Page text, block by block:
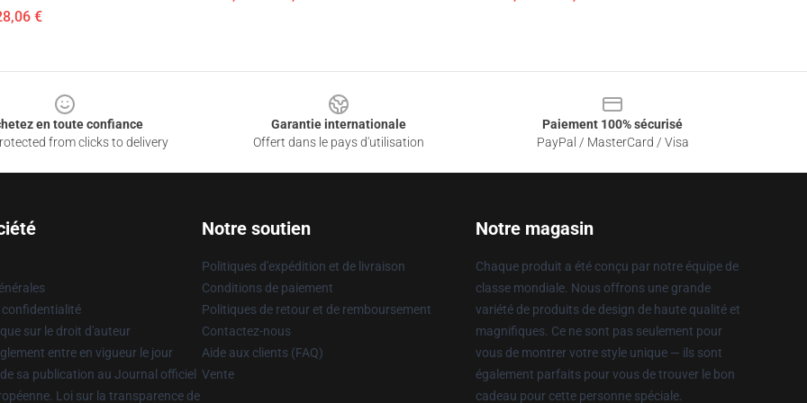
€
en toute confiance
from clicks to delivery
Garantie internationale
Offert dans le pays d'utilisation
Paiement 100% sécurisé
PayPal / MasterCard / Visa
confidentialité
sur le droit d'auteur
entre en vigueur le jour
sa publication au Journal officiel
Loi sur la transparence de
Notre soutien
Politiques d'expédition et de livraison
Conditions de paiement
Politiques de retour et de remboursement
Contactez-nous
Aide aux clients (FAQ)
Vente
Notre magasin
Chaque produit a été conçu par notre équipe de
classe mondiale. Nous offrons une grande
variété de produits de design de haute qualité et
magnifiques. Ce ne sont pas seulement pour
vous de montrer votre style unique — ils sont
également parfaits pour vous de trouver le bon
cadeau pour cette personne spéciale.